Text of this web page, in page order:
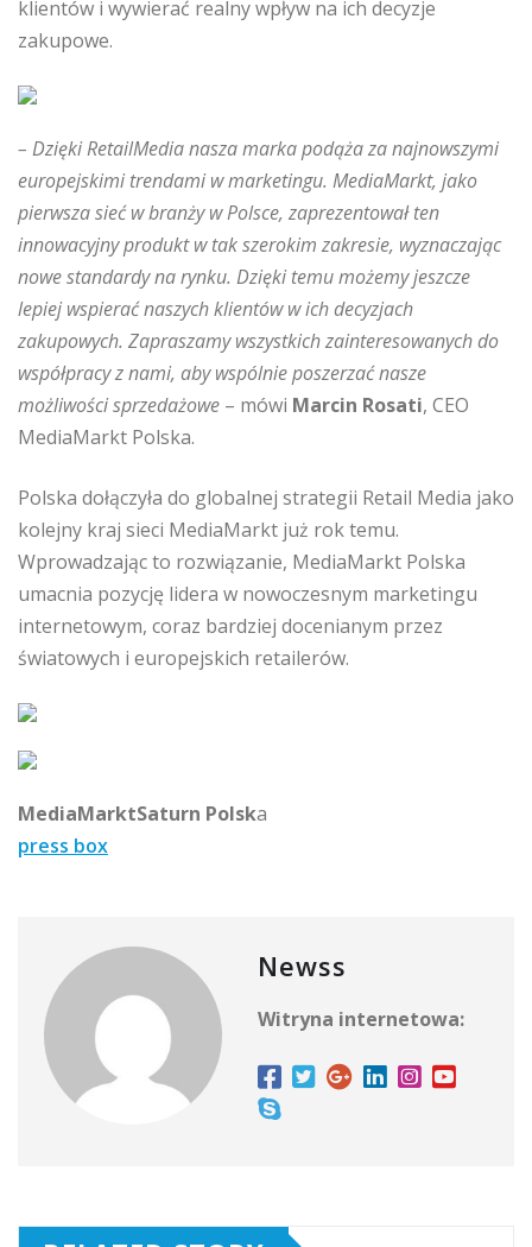
klientów i wywierać realny wpływ na ich decyzje
zakupowe.
– Dzięki RetailMedia nasza marka podąża za najnowszymi
europejskimi trendami w marketingu. MediaMarkt, jako
pierwsza sieć w branży w Polsce, zaprezentował ten
innowacyjny produkt w tak szerokim zakresie, wyznaczając
nowe standardy na rynku. Dzięki temu możemy jeszcze
lepiej wspierać naszych klientów w ich decyzjach
zakupowych. Zapraszamy wszystkich zainteresowanych do
współpracy z nami, aby wspólnie poszerzać nasze
możliwości sprzedażowe – mówi Marcin Rosati, CEO
MediaMarkt Polska.
Polska dołączyła do globalnej strategii Retail Media jako
kolejny kraj sieci MediaMarkt już rok temu.
Wprowadzając to rozwiązanie, MediaMarkt Polska
umacnia pozycję lidera w nowoczesnym marketingu
internetowym, coraz bardziej docenianym przez
światowych i europejskich retailerów.
MediaMarktSaturn Polska
press box
Newss
Witryna internetowa: